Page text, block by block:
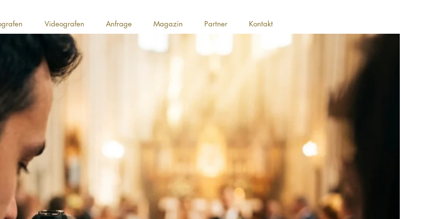
Videografen Anfrage Magazin Partner Kontakt